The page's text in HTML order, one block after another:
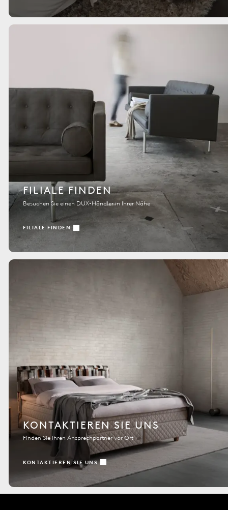
FILIALE FINDEN
Besuchen Sie einen DUX-Händler in Ihrer Nähe
FILIALE FINDEN
KONTAKTIEREN SIE UNS
Finden Sie Ihren Ansprechpartner vor Ort
KONTAKTIEREN SIE UNS